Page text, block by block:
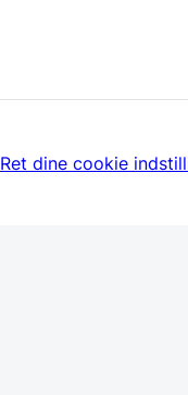
Ret dine cookie